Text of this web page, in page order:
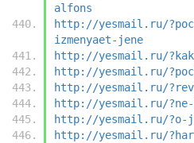
alfons
http://yesmail.ru/
izmenyaet-jene
http://yesmail.ru/
http://yesmail.ru/
http://yesmail.ru/
http://yesmail.ru/?ne-
http://yesmail.ru/?o-
http://yesmail.ru/